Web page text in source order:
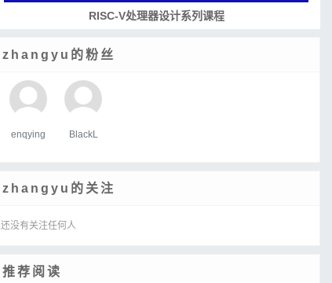
RISC-V处理器设计系列课程
zhangyu的粉丝
enqying BlackL
zhangyu的关注
还没有关注任何人
推荐阅读